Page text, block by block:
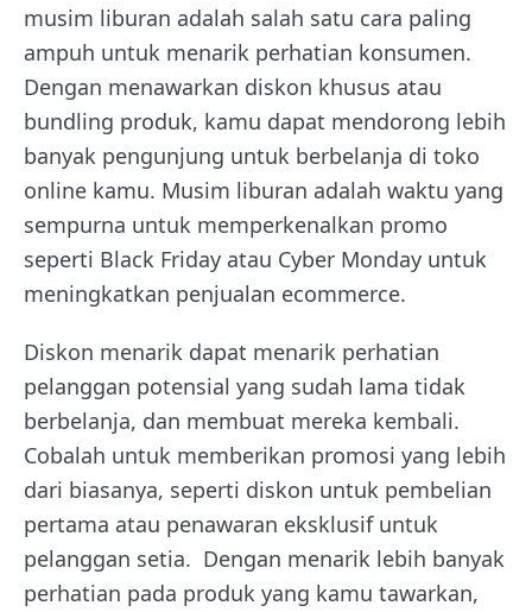
musim liburan adalah salah satu cara paling
ampuh untuk menarik perhatian konsumen.
Dengan menawarkan diskon khusus atau
bundling produk, kamu dapat mendorong lebih
banyak pengunjung untuk berbelanja di toko
online kamu. Musim liburan adalah waktu yang
sempurna untuk memperkenalkan promo
seperti Black Friday atau Cyber Monday untuk
meningkatkan penjualan ecommerce.
Diskon menarik dapat menarik perhatian
pelanggan potensial yang sudah lama tidak
berbelanja, dan membuat mereka kembali.
Cobalah untuk memberikan promosi yang lebih
dari biasanya, seperti diskon untuk pembelian
pertama atau penawaran eksklusif untuk
pelanggan setia. Dengan menarik lebih banyak
perhatian pada produk yang kamu tawarkan,